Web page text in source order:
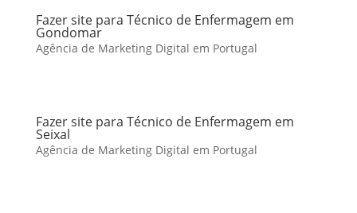
Fazer site para Técnico de Enfermagem em
Gondomar
Agência de Marketing Digital em Portugal
Fazer site para Técnico de Enfermagem em
Seixal
Agência de Marketing Digital em Portugal